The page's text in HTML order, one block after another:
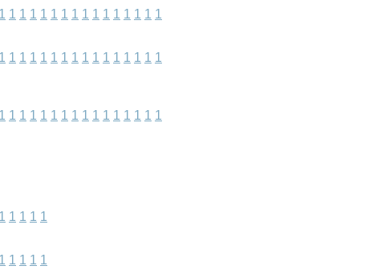
1 1 1 1 1 1 1 1 1 1 1 1 1 1 1 1
1 1 1 1 1 1 1 1 1 1 1 1 1 1 1 1
1 1 1 1 1 1 1 1 1 1 1 1 1 1 1 1
1 1 1 1 1
1 1 1 1 1